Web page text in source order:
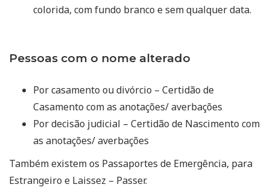
colorida, com fundo branco e sem qualquer data.
Pessoas com o nome alterado
Por casamento ou divórcio – Certidão de
Casamento com as anotações/ averbações
Por decisão judicial – Certidão de Nascimento com
as anotações/ averbações
Também existem os Passaportes de Emergência, para
Estrangeiro e Laissez – Passer.